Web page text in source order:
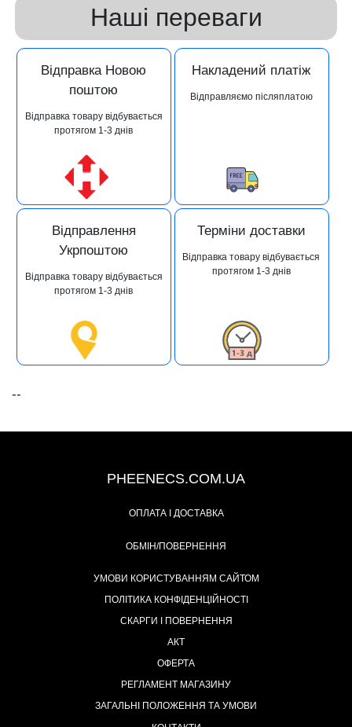
Наші переваги
Відправка Новою
поштою
Відправка товару відбувається
протягом 1-3 днів
Накладений платіж
Відправляємо післяплатою
Відправлення
Укрпоштою
Відправка товару відбувається
протягом 1-3 днів
Терміни доставки
Відправка товару відбувається
протягом 1-3 днів
--
PHEENECS.COM.UA
ОПЛАТА І ДОСТАВКА
ОБМІН/ПОВЕРНЕННЯ
УМОВИ КОРИСТУВАННЯМ САЙТОМ
ПОЛІТИКА КОНФІДЕНЦІЙНОСТІ
СКАРГИ І ПОВЕРНЕННЯ
АКТ
ОФЕРТА
РЕГЛАМЕНТ МАГАЗИНУ
ЗАГАЛЬНІ ПОЛОЖЕННЯ ТА УМОВИ